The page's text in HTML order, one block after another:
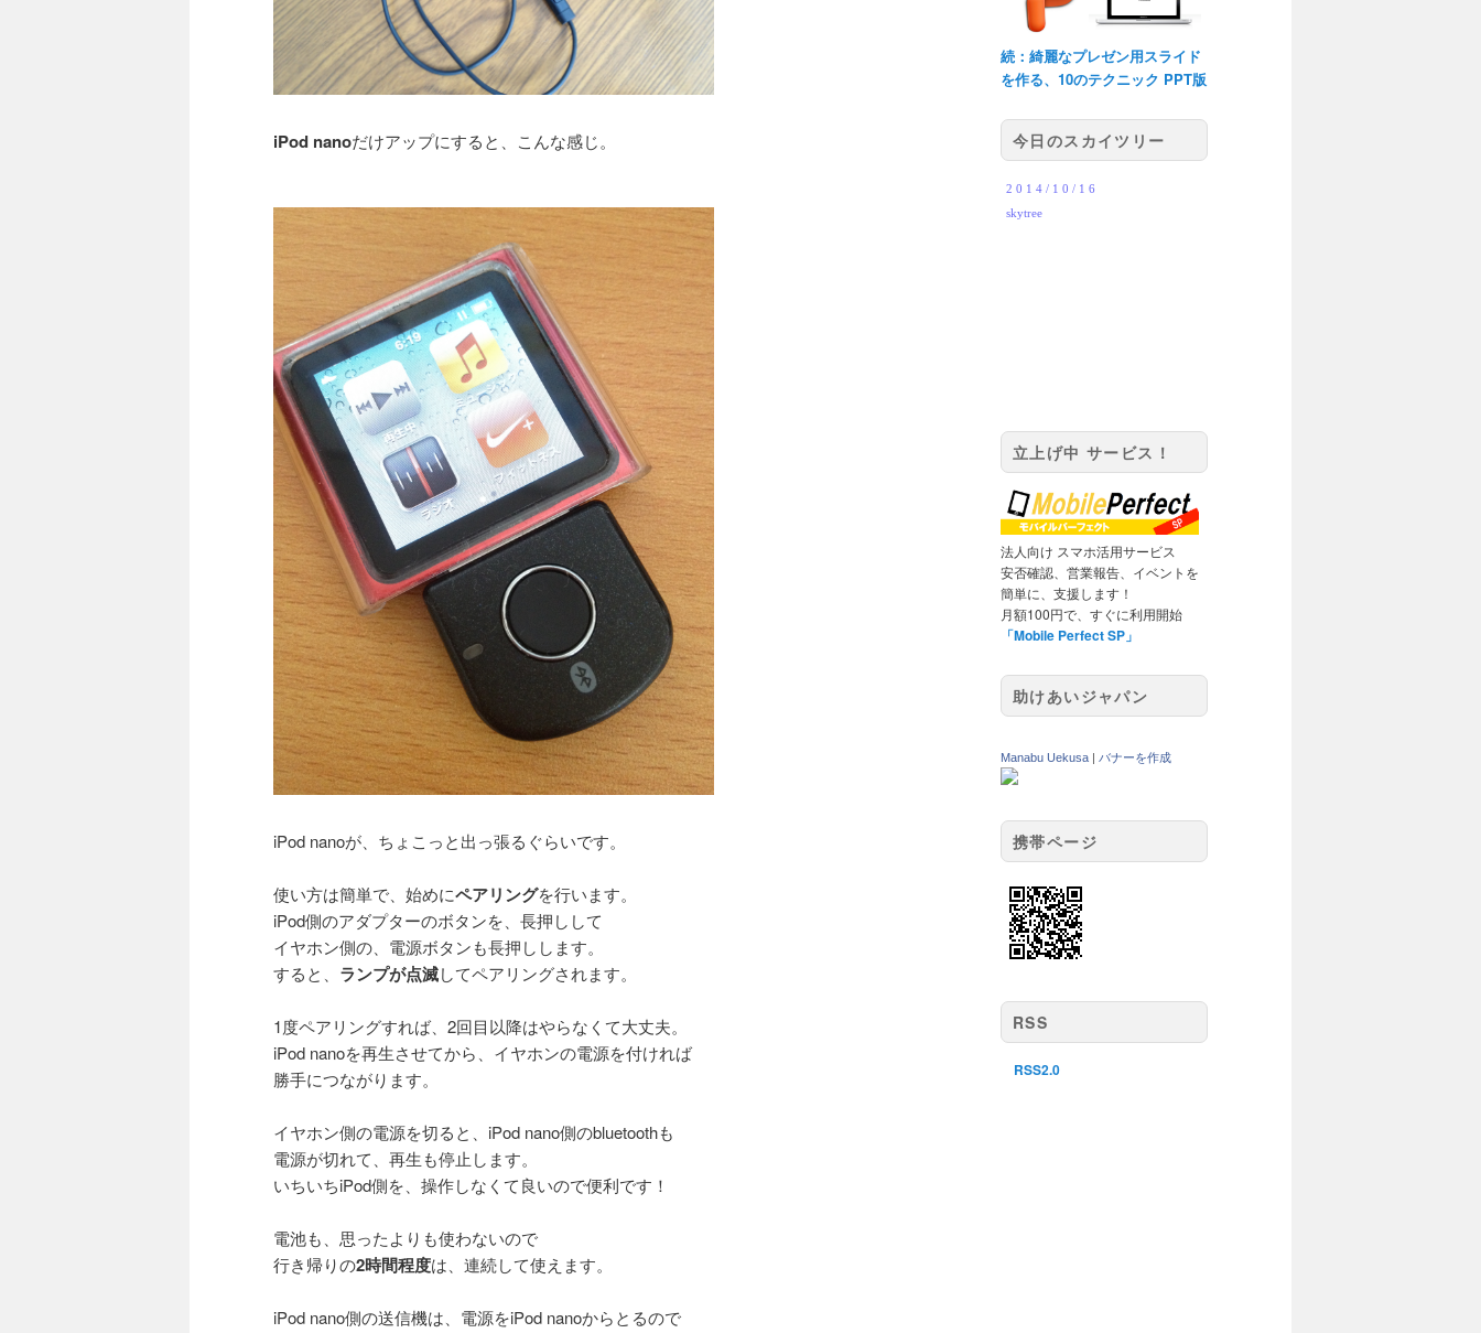
iPod nanoだけアップにすると、こんな感じ。
iPod nanoが、ちょこっと出っ張るぐらいです。
使い方は簡単で、始めにペアリングを行います。
iPod側のアダプターのボタンを、長押しして
イヤホン側の、電源ボタンも長押しします。
すると、 ランプが点滅してペアリングされます。
1度ペアリングすれば、2回目以降はやらなくて大丈夫。
iPod nanoを再生させてから、イヤホンの電源を付ければ
勝手につながります。
イヤホン側の電源を切ると、iPod nano側のbluetoothも
電源が切れて、再生も停止します。
いちいちiPod側を、操作しなくて良いので便利です！
電池も、思ったよりも使わないので
行き帰りの2時間程度は、連続して使えます。
iPod nano側の送信機は、電源をiPod nanoからとるので
続：綺麗なプレゼン用スライド
を作る、10のテクニック PPT版
今日のスカイツリー
立上げ中 サービス！
法人向け スマホ活用サービス
安否確認、営業報告、イベントを
簡単に、支援します！
月額100円で、すぐに利用開始
「Mobile Perfect SP」
助けあいジャパン
Manabu Uekusa バナーを作成
携帯ページ
RSS
RSS2.0